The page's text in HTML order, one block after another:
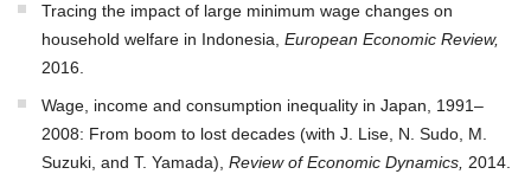
Tracing the impact of large minimum wage changes on
household welfare in Indonesia, European Economic Review,
2016.
Wage, income and consumption inequality in Japan, 1991–
2008: From boom to lost decades (with J. Lise, N. Sudo, M.
Suzuki, and T. Yamada), Review of Economic Dynamics, 2014.